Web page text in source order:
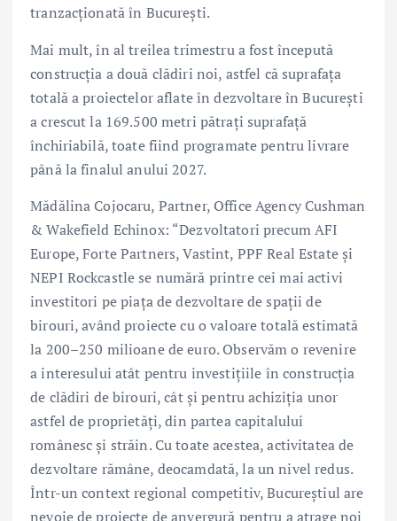
tranzacționată în București.
Mai mult, în al treilea trimestru a fost începută
construcția a două clădiri noi, astfel că suprafața
totală a proiectelor aflate în dezvoltare în București
a crescut la 169.500 metri pătrați suprafață
închiriabilă, toate fiind programate pentru livrare
până la finalul anului 2027.
Mădălina Cojocaru, Partner, Office Agency Cushman
& Wakefield Echinox: “Dezvoltatori precum AFI
Europe, Forte Partners, Vastint, PPF Real Estate și
NEPI Rockcastle se numără printre cei mai activi
investitori pe piața de dezvoltare de spații de
birouri, având proiecte cu o valoare totală estimată
la 200–250 milioane de euro. Observăm o revenire
a interesului atât pentru investițiile în construcția
de clădiri de birouri, cât și pentru achiziția unor
astfel de proprietăți, din partea capitalului
românesc și străin. Cu toate acestea, activitatea de
dezvoltare rămâne, deocamdată, la un nivel redus.
Într-un context regional competitiv, Bucureștiul are
nevoie de proiecte de anvergură pentru a atrage noi